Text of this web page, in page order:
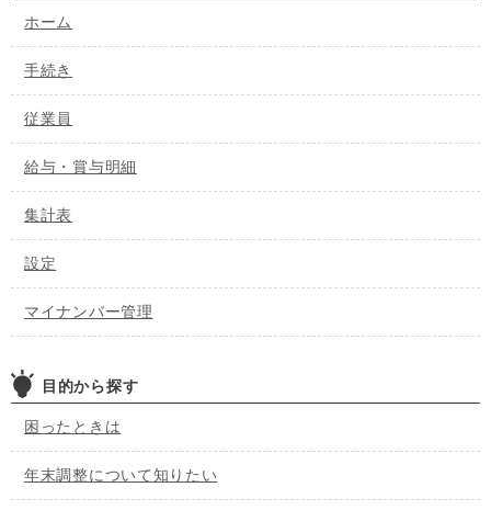
ホーム
手続き
従業員
給与・賞与明細
集計表
設定
マイナンバー管理
目的から探す
困ったときは
年末調整について知りたい